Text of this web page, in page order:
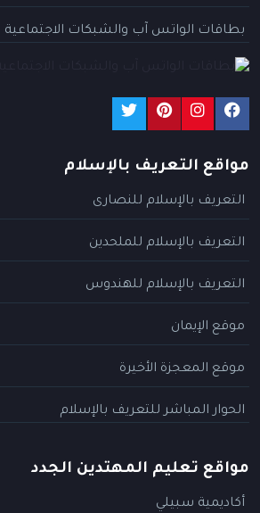
بطاقات الواتس آب والشبكات الاجتماعية
مواقع التعريف بالإسلام
التعريف بالإسلام للنصارى
التعريف بالإسلام للملحدين
التعريف بالإسلام للهندوس
موقع الإيمان
موقع المعجزة الأخيرة
الحوار المباشر للتعريف بالإسلام
مواقع تعليم المهتدين الجدد
أكاديمية سبيلي